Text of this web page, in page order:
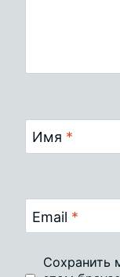
Имя *
Email *
Сохранить